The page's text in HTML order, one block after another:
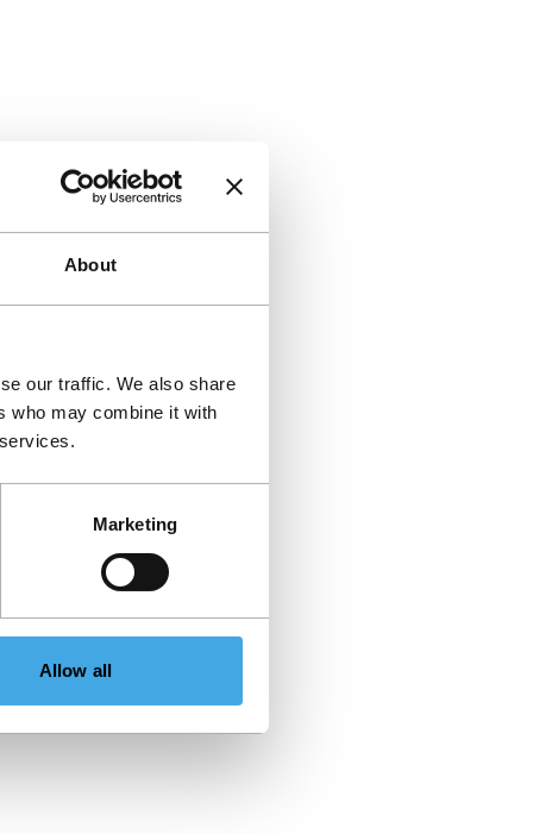
About
our traffic. We also share
who may combine it with
Marketing
Allow all